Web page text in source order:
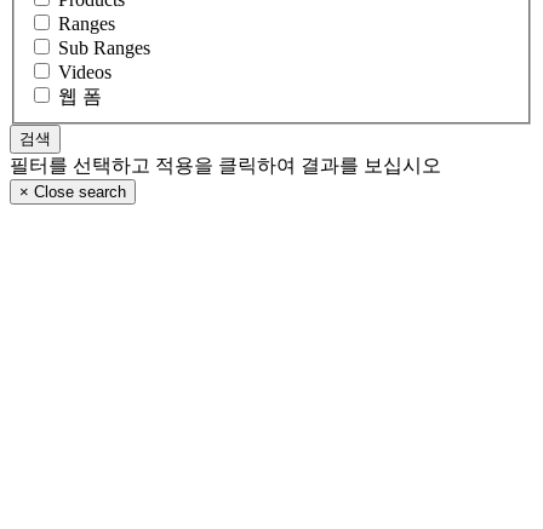
Ranges
Sub Ranges
Videos
웹 폼
필터를 선택하고 적용을 클릭하여 결과를 보십시오
× Close search